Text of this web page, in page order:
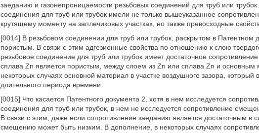
заеданию и газонепроницаемости резьбовых соединений для труб или
соединения для труб или трубок имели не только вышеуказанное
крутящему моменту на заплечиковых участках, но также превосходные
[0014] В резьбовом соединении для труб или трубок, раскрытом в Патентном
пористым. В связи с этим адгезионные свойства по отношению к слою
резьбовое соединение для труб или трубок имеет достаточное
сплава Zn является пористым, между слоем из Zn или сплава Zn и основным
некоторых случаях основной материал в участке воздушного зазора, который
длительного периода времени.
[0015] Что касается Патентного документа 2, хотя в нем исследуется
соединения для труб или трубок, в нем не исследуется сопротивление
В связи с этим, даже если сопротивление заеданию является достаточным в
смещению может быть низким. В дополнение, в некоторых случаях